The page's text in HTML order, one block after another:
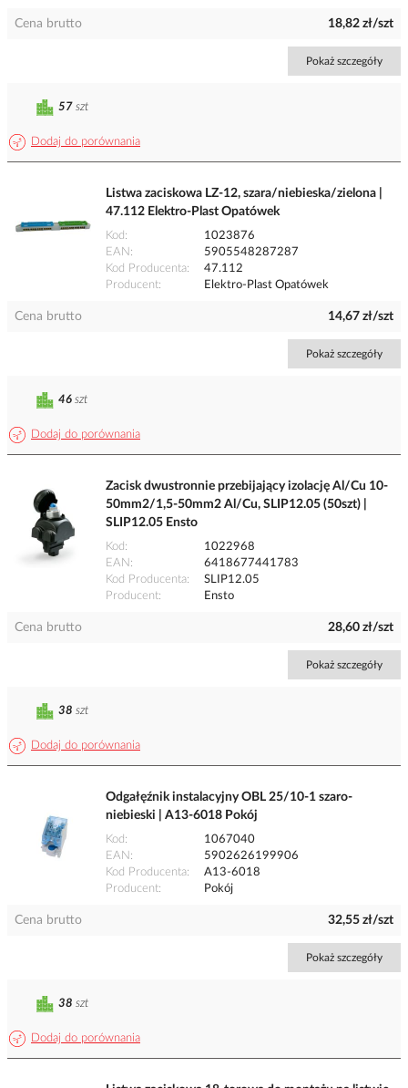
Cena brutto 18,82 zł/szt
Pokaż szczegóły
Dodaj do porównania
57 szt
Listwa zaciskowa LZ-12, szara/niebieska/zielona |
47.112 Elektro-Plast Opatówek
Kod
1023876
EAN
5905548287287
Kod Producenta
47.112
Producent
Elektro-Plast Opatówek
Cena brutto 14,67 zł/szt
Pokaż szczegóły
Dodaj do porównania
46 szt
Zacisk dwustronnie przebijający izolację Al/Cu 10-
50mm2/1,5-50mm2 Al/Cu, SLIP12.05 (50szt) |
SLIP12.05 Ensto
Kod
1022968
EAN
6418677441783
Kod Producenta
SLIP12.05
Producent
Ensto
Cena brutto 28,60 zł/szt
Pokaż szczegóły
Dodaj do porównania
38 szt
Odgałęźnik instalacyjny OBL 25/10-1 szaro-
niebieski | A13-6018 Pokój
Kod
1067040
EAN
5902626199906
Kod Producenta
A13-6018
Producent
Pokój
Cena brutto 32,55 zł/szt
Pokaż szczegóły
Dodaj do porównania
38 szt